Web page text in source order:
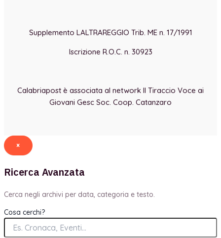
Supplemento LALTRAREGGIO Trib. ME n. 17/1991
Iscrizione R.O.C. n. 30923
Calabriapost è associata al network Il Tiraccio Voce ai
Giovani Gesc Soc. Coop. Catanzaro
×
Ricerca Avanzata
Cerca negli archivi per data, categoria e testo.
Cosa cerchi?